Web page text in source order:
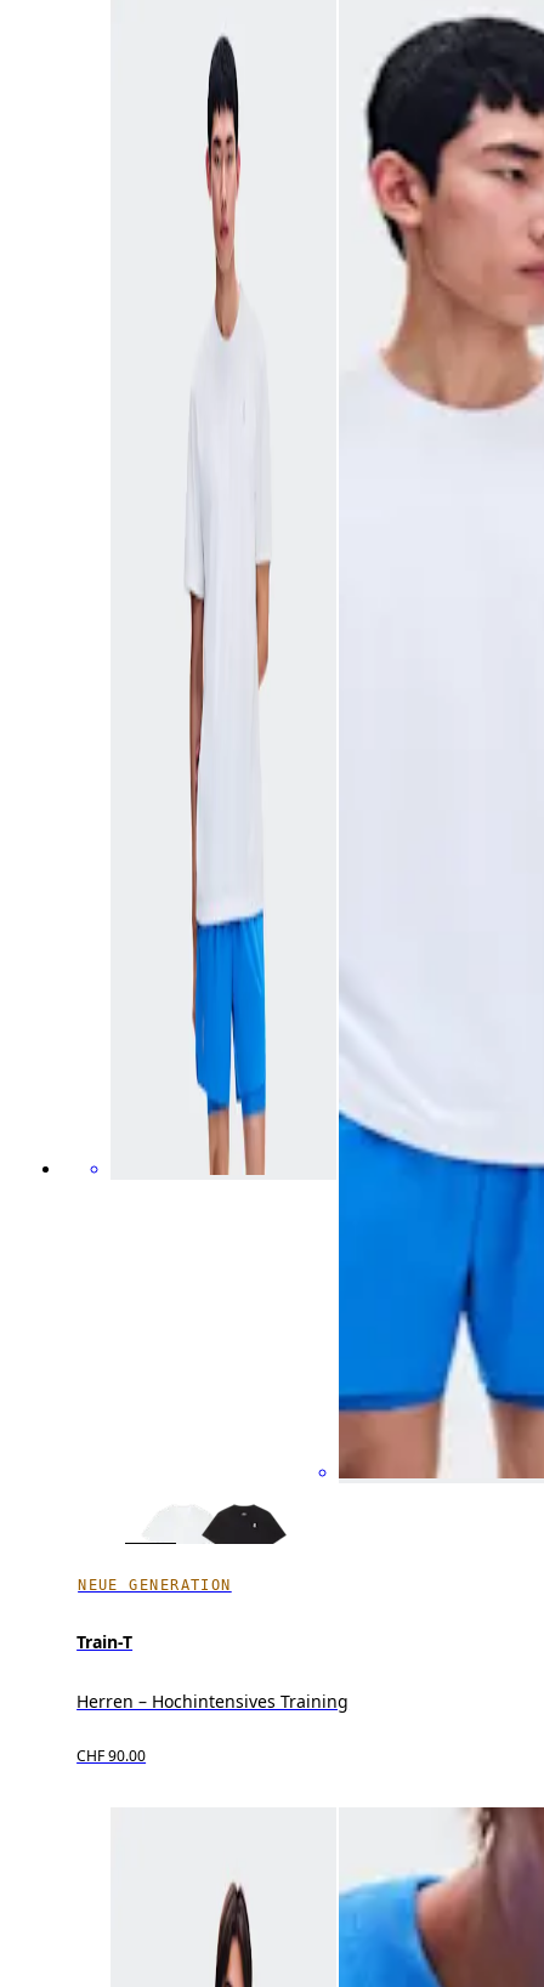
NEUE GENERATION
Train-T
Herren – Hochintensives Training
CHF 90.00